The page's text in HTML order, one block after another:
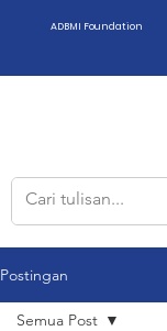
ADBMI Foundation
Postingan
Semua Post